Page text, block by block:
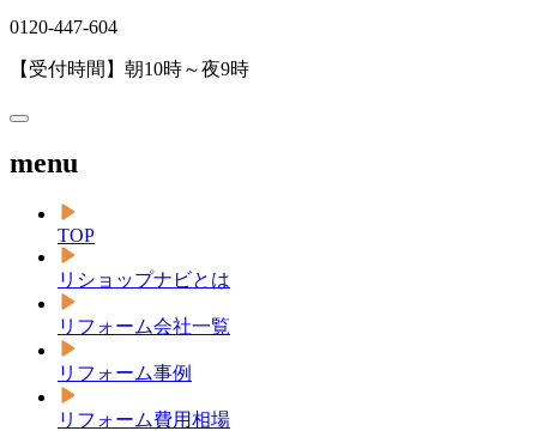
0120-447-604
【受付時間】朝10時～夜9時
menu
TOP
リショップナビとは
リフォーム会社一覧
リフォーム事例
リフォーム費用相場